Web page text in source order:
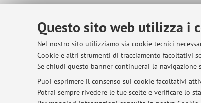
Questo sito web utilizza i
Nel nostro sito utilizziamo sia cookie tecnici
Cookie e altri strumenti di tracciamento facoltativi
Se chiudi questo banner continuerai la navigazione
Puoi esprimere il consenso sui cookie facoltativi
Potrai sempre rivedere le tue scelte e verificare lo